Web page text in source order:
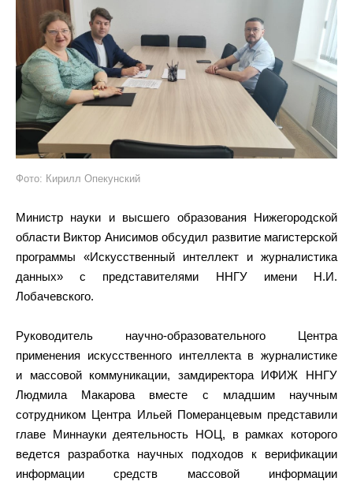
Фото: Кирилл Опекунский
Министр науки и высшего образования Нижегородской
области Виктор Анисимов обсудил развитие магистерской
программы «Искусственный интеллект и журналистика
данных» с представителями ННГУ имени Н.И.
Лобачевского.
Руководитель научно-образовательного Центра
применения искусственного интеллекта в журналистике
и массовой коммуникации, замдиректора ИФИЖ ННГУ
Людмила Макарова вместе с младшим научным
сотрудником Центра Ильей Померанцевым представили
главе Миннауки деятельность НОЦ, в рамках которого
ведется разработка научных подходов к верификации
информации средств массовой информации